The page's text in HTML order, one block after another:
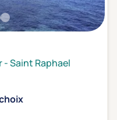
-Saint Raphael